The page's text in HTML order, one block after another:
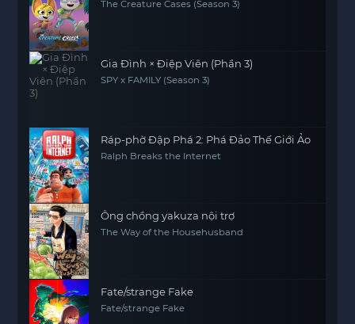
The Creature Cases (Season 3)
Gia Đình × Điệp Viên (Phần 3)
SPY x FAMILY (Season 3)
Ráp-phờ Đập Phá 2: Phá Đảo Thế Giới Ảo
Ralph Breaks the Internet
Ông chồng yakuza nội trợ
The Way of the Househusband
Fate/strange Fake
Fate/strange Fake